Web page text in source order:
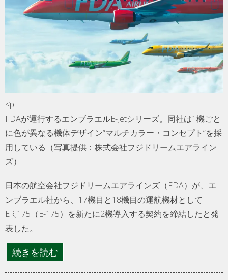
<p
FDAが運行するエンブラエルE-Jetシリーズ。同社は1機ごと
に色が異なる機体デザイン“マルチカラー・コンセプト”を採
用している（写真提供：株式会社フジドリームエアライン
ズ）
日本の航空会社フジドリームエアラインズ（FDA）が、エ
ンブラエル社から、17機目と18機目の運航機材として
ERJ175（E-175）を新たに2機導入する契約を締結したと発
表した。
続きを読む